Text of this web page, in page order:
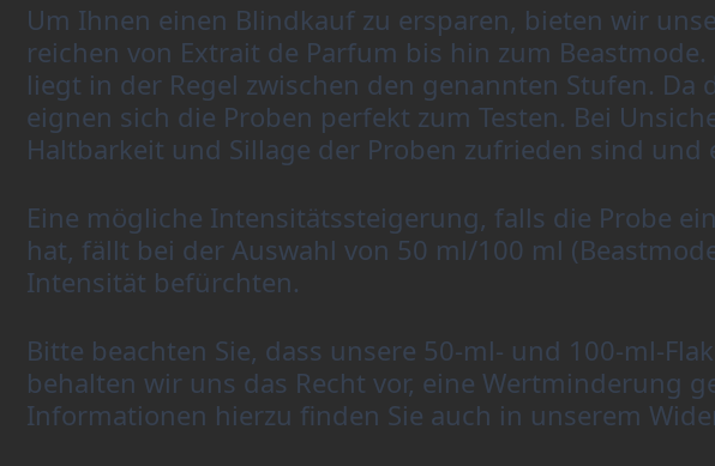
Um Ihnen einen Blindkauf zu ersparen, bieten wir
reichen von Extrait de Parfum bis hin zum
liegt in der Regel zwischen den genannten Stufen.
eignen sich die Proben perfekt zum Testen. Bei
Haltbarkeit und Sillage der Proben zufrieden sind
Eine mögliche Intensitätssteigerung, falls die Probe
hat, fällt bei der Auswahl von 50 ml/100 ml
Intensität befürchten.
Bitte beachten Sie, dass unsere 50-ml- und 100-ml-
behalten wir uns das Recht vor, eine Wertminderung
Informationen hierzu finden Sie auch in unserem